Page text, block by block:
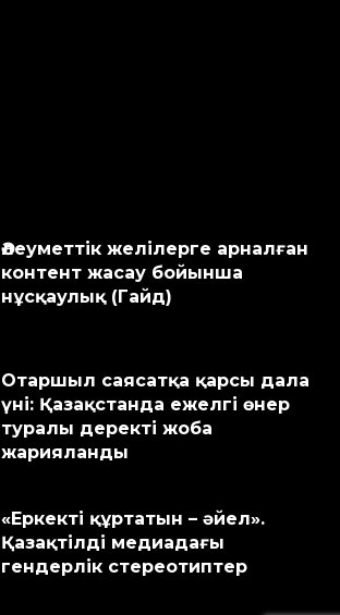
Әлеуметтік желілерге арналған
контент жасау бойынша
нұсқаулық (Гайд)
Отаршыл саясатқа қарсы дала
үні: Қазақстанда ежелгі өнер
туралы деректі жоба
жарияланды
«Еркекті құртатын – әйел».
Қазақтілді медиадағы
гендерлік стереотиптер